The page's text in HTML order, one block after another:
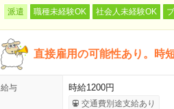
派遣 職種未経験OK 社会人未経験OK
直接雇用の可能性あり。時
給与 時給1200円
交通費別途支給あり